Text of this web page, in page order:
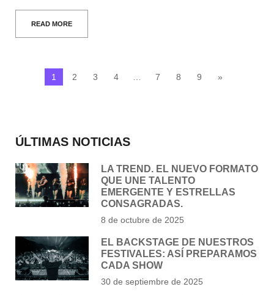
READ MORE
1 2 3 4 … 7 8 9 »
ÚLTIMAS NOTICIAS
LA TREND. EL NUEVO FORMATO
QUE UNE TALENTO
EMERGENTE Y ESTRELLAS
CONSAGRADAS.
8 de octubre de 2025
EL BACKSTAGE DE NUESTROS
FESTIVALES: ASÍ PREPARAMOS
CADA SHOW
30 de septiembre de 2025